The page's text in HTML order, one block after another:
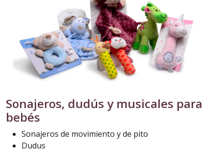
Sonajeros, dudús y musicales para
bebés
Sonajeros de movimiento y de pito
Dudus